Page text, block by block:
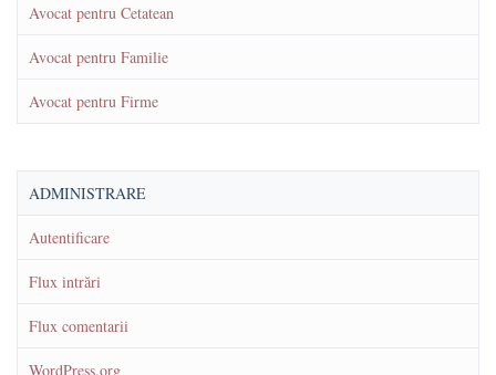
Avocat pentru Cetatean
Avocat pentru Familie
Avocat pentru Firme
ADMINISTRARE
Autentificare
Flux intrări
Flux comentarii
WordPress.org